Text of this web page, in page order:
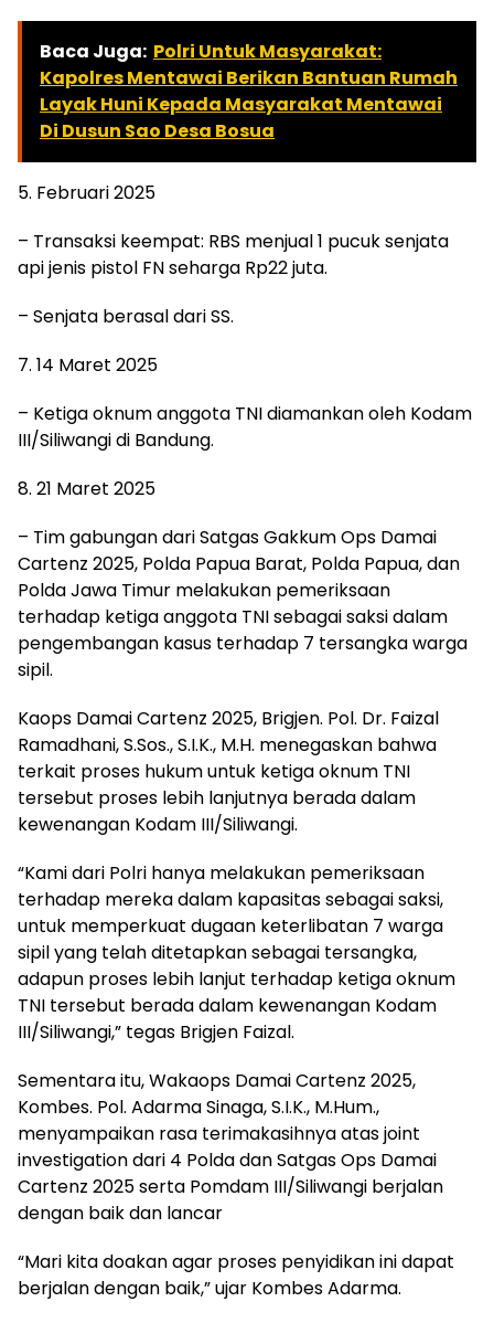
Baca Juga: Polri Untuk Masyarakat:
Kapolres Mentawai Berikan Bantuan Rumah
Layak Huni Kepada Masyarakat Mentawai
Di Dusun Sao Desa Bosua
5. Februari 2025
– Transaksi keempat: RBS menjual 1 pucuk senjata
api jenis pistol FN seharga Rp22 juta.
– Senjata berasal dari SS.
7. 14 Maret 2025
– Ketiga oknum anggota TNI diamankan oleh Kodam
III/Siliwangi di Bandung.
8. 21 Maret 2025
– Tim gabungan dari Satgas Gakkum Ops Damai
Cartenz 2025, Polda Papua Barat, Polda Papua, dan
Polda Jawa Timur melakukan pemeriksaan
terhadap ketiga anggota TNI sebagai saksi dalam
pengembangan kasus terhadap 7 tersangka warga
sipil.
Kaops Damai Cartenz 2025, Brigjen. Pol. Dr. Faizal
Ramadhani, S.Sos., S.I.K., M.H. menegaskan bahwa
terkait proses hukum untuk ketiga oknum TNI
tersebut proses lebih lanjutnya berada dalam
kewenangan Kodam III/Siliwangi.
“Kami dari Polri hanya melakukan pemeriksaan
terhadap mereka dalam kapasitas sebagai saksi,
untuk memperkuat dugaan keterlibatan 7 warga
sipil yang telah ditetapkan sebagai tersangka,
adapun proses lebih lanjut terhadap ketiga oknum
TNI tersebut berada dalam kewenangan Kodam
III/Siliwangi,” tegas Brigjen Faizal.
Sementara itu, Wakaops Damai Cartenz 2025,
Kombes. Pol. Adarma Sinaga, S.I.K., M.Hum.,
menyampaikan rasa terimakasihnya atas joint
investigation dari 4 Polda dan Satgas Ops Damai
Cartenz 2025 serta Pomdam III/Siliwangi berjalan
dengan baik dan lancar
“Mari kita doakan agar proses penyidikan ini dapat
berjalan dengan baik,” ujar Kombes Adarma.